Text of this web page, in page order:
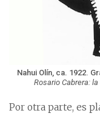
Nahui Olín, ca. 1922.
Rosario Cabrera:
Por otra parte, es